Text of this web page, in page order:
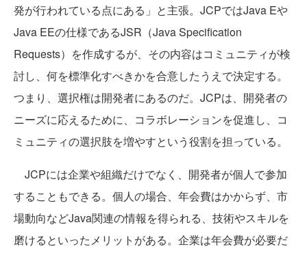
発が行われている点にある」と主張。JCPではJava Eや
Java EEの仕様であるJSR（Java Specification
Requests）を作成するが、その内容はコミュニティが検
討し、何を標準化すべきかを合意したうえで決定する。
つまり、選択権は開発者にあるのだ。JCPは、開発者の
ニーズに応えるために、コラボレーションを促進し、コ
ミュニティの選択肢を増やすという役割を担っている。
JCPには企業や組織だけでなく、開発者が個人で参加
することもできる。個人の場合、年会費はかからず、市
場動向などJava関連の情報を得られる、技術やスキルを
磨けるといったメリットがある。企業は年会費が必要だ